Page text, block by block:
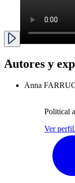
Autores y
Anna
Political
Ver perfil